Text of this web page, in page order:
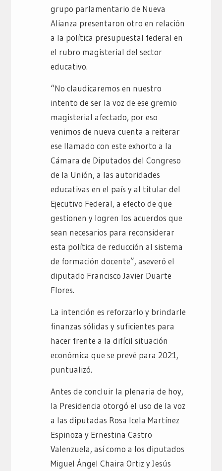
grupo parlamentario de Nueva
Alianza presentaron otro en relación
a la política presupuestal federal en
el rubro magisterial del sector
educativo.
“No claudicaremos en nuestro
intento de ser la voz de ese gremio
magisterial afectado, por eso
venimos de nueva cuenta a reiterar
ese llamado con este exhorto a la
Cámara de Diputados del Congreso
de la Unión, a las autoridades
educativas en el país y al titular del
Ejecutivo Federal, a efecto de que
gestionen y logren los acuerdos que
sean necesarios para reconsiderar
esta política de reducción al sistema
de formación docente”, aseveró el
diputado Francisco Javier Duarte
Flores.
La intención es reforzarlo y brindarle
finanzas sólidas y suficientes para
hacer frente a la difícil situación
económica que se prevé para 2021,
puntualizó.
Antes de concluir la plenaria de hoy,
la Presidencia otorgó el uso de la voz
a las diputadas Rosa Icela Martínez
Espinoza y Ernestina Castro
Valenzuela, así como a los diputados
Miguel Ángel Chaira Ortiz y Jesús